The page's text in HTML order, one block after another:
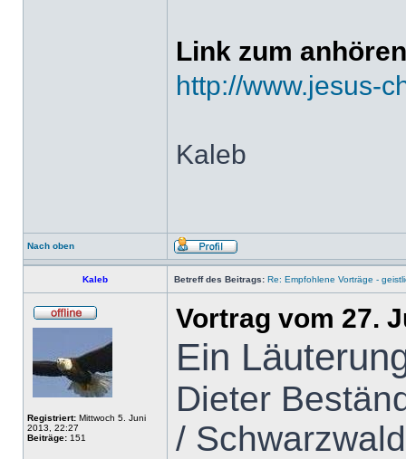
Link zum
http://www.jesus-
Kaleb
Nach oben
Kaleb Betreff des Beitrags: Re: Empfohlene Vorträge -
Registriert: Mittwoch 5. Juni
2013, 22:27
Beiträge: 151
Vortrag vom 27.
Ein
Dieter
/ Schwarzwald